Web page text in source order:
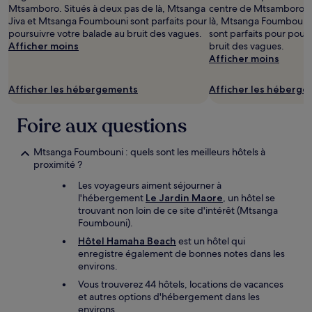
Mtsamboro. Situés à deux pas de là, Mtsanga
Jiva et Mtsanga Foumbouni sont parfaits pour
poursuivre votre balade au bruit des vagues.
Afficher moins
Afficher les hébergements
centre de Mtsamboro.
là, Mtsanga
sont parfaits pour
bruit des vagues.
Afficher moins
Afficher les
Foire aux questions
Mtsanga Foumbouni : quels sont les meilleurs hôtels à
proximité ?
Les voyageurs aiment séjourner à
l'hébergement Le Jardin Maore, un hôtel se
trouvant non loin de ce site d'intérêt (Mtsanga
Foumbouni).
Hôtel Hamaha Beach est un hôtel qui
enregistre également de bonnes notes dans les
environs.
Vous trouverez 44 hôtels, locations de vacances
et autres options d'hébergement dans les
environs.